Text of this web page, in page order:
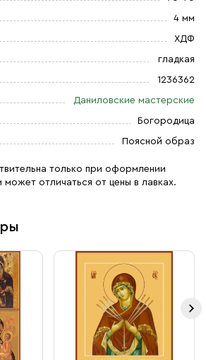
4 мм
ХДФ
гладкая
1236362
Даниловские мастерские
Богородица
Поясной образ
только при оформлении
может отличаться от цены в лавках.